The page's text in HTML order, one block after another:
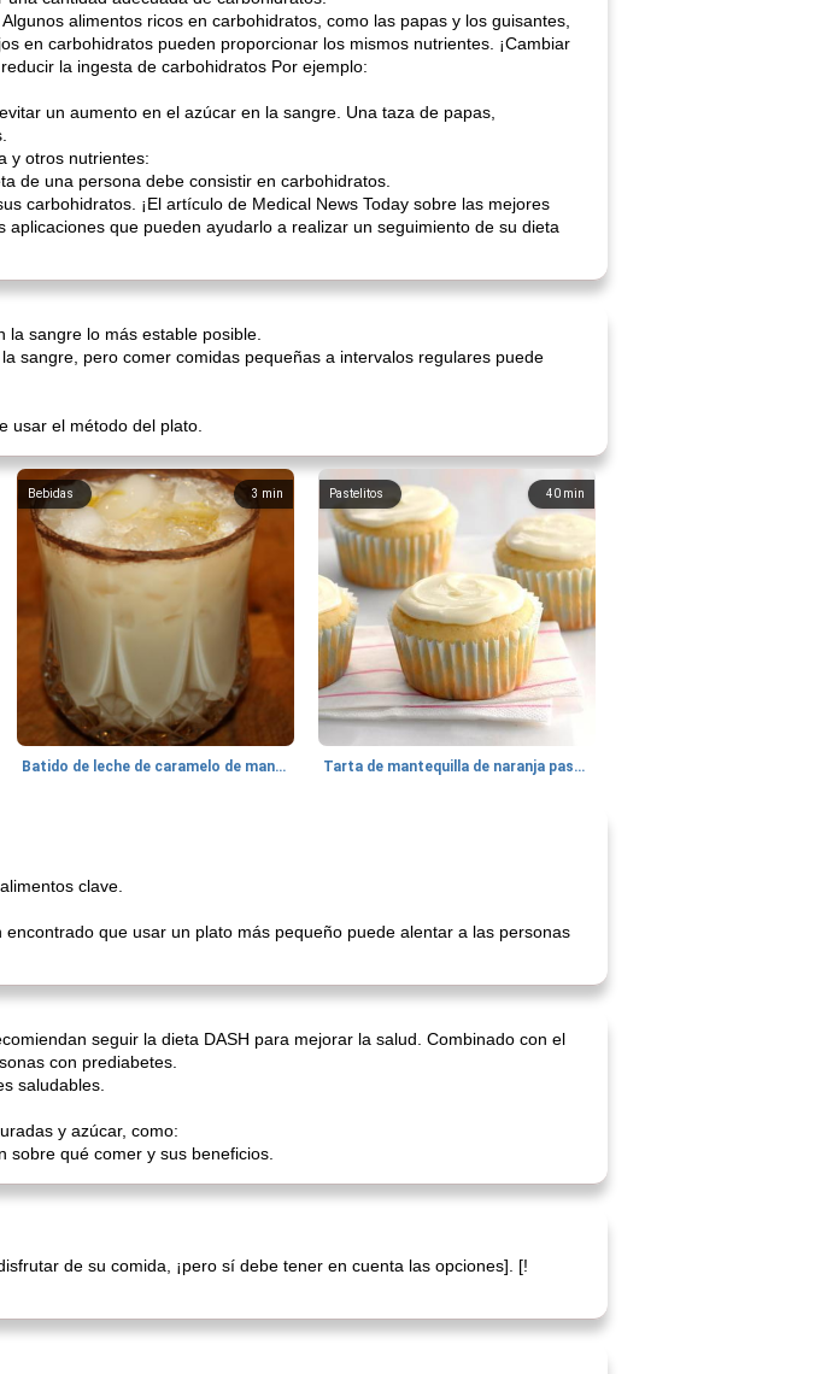
alimentos ricos en carbohidratos, como las papas y los guisantes,
en carbohidratos pueden proporcionar los mismos nutrientes. ¡Cambiar
la ingesta de carbohidratos Por ejemplo:
un aumento en el azúcar en la sangre. Una taza de papas,
y otros nutrientes:
de una persona debe consistir en carbohidratos.
carbohidratos. ¡El artículo de Medical News Today sobre las mejores
que pueden ayudarlo a realizar un seguimiento de su dieta
sangre lo más estable posible.
sangre, pero comer comidas pequeñas a intervalos regulares puede
usar el método del plato.
3 min
Bebidas
Batido de leche de caramelo de mantequilla (alcohólico)
40 min
Pastelitos
Tarta de mantequilla de naranja pasada de moda
clave.
que usar un plato más pequeño puede alentar a las personas
seguir la dieta DASH para mejorar la salud. Combinado con el
con prediabetes.
saludables.
y azúcar, como:
qué comer y sus beneficios.
de su comida, ¡pero sí debe tener en cuenta las opciones]. [!